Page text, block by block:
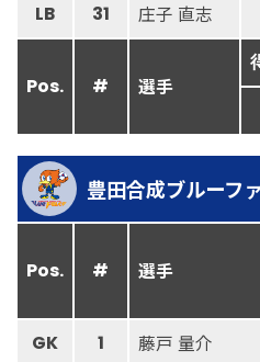
LB 31 庄子 直志
Pos. # 選手
豊田合成ブルーフ
Pos. # 選手
GK 1 藤戸 量介